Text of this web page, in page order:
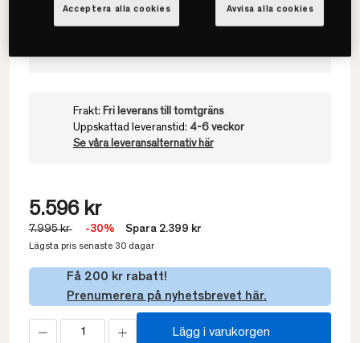
Frakt: Fri leverans till tomtgräns
Uppskattad leveranstid: 4-6 veckor
Se våra leveransalternativ här
5.596 kr
7.995 kr -30% Spara 2.399 kr
Lägsta pris senaste 30 dagar
Få 200 kr rabatt!
Prenumerera på nyhetsbrevet här.
Lägg i varukorgen
Avvisa alla cookies
Acceptera alla cookies